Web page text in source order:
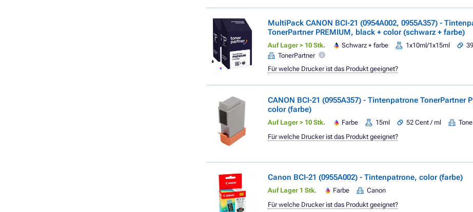
MultiPack CANON BCI-21 (0954A002, 0955A357) -
TonerPartner PREMIUM, black + color (schwarz + farbe)
Auf Lager > 10 Stk. Schwarz + farbe 1x10ml/1x15ml
TonerPartner
Für welche Drucker ist das Produkt geeignet?
CANON BCI-21 (0955A357) - Tintenpatrone TonerPartner
color (farbe)
Auf Lager > 10 Stk. Farbe 15ml 52 Cent / ml
Für welche Drucker ist das Produkt geeignet?
Canon BCI-21 (0955A002) - Tintenpatrone, color (farbe)
Auf Lager 1 Stk. Farbe Canon
Für welche Drucker ist das Produkt geeignet?